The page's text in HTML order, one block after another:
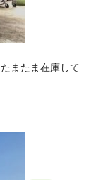
またま在庫して